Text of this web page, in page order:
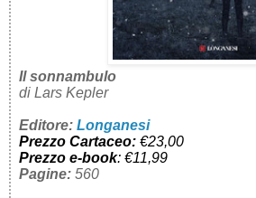
Il sonnambulo
di Lars Kepler
Editore: Longanesi
Prezzo Cartaceo: €23,00
Prezzo e-book: €11,99
Pagine: 560